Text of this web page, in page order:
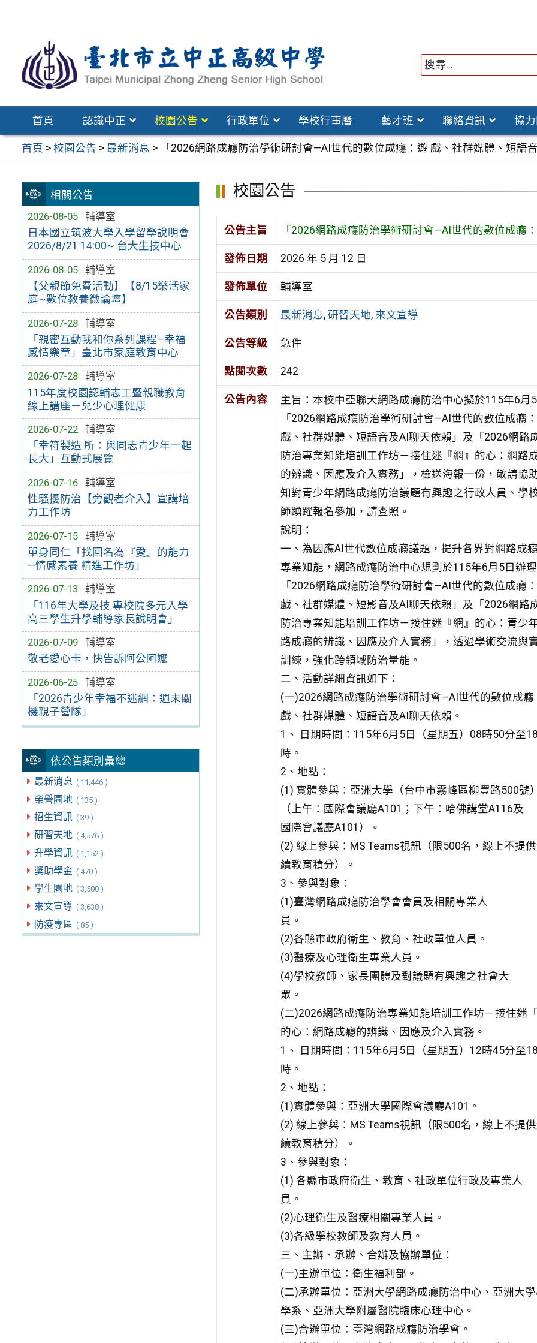
區
首頁 認識中正 校園公告 行政單位 學校行事曆 藝才班 聯絡資訊 協
首頁 >校園公告 > 最新消息 > 「2026網路成癮防治學術研討會—AI世代的數位成癮：遊 戲、社群媒體、短語
相關公告
2026-08-05
輔導室
日本國立筑波大學入學留學說明會
2026/8/21 14:00~ 台大生技中心
2026-08-05
輔導室
【父親節免費活動】【8/15樂活家
庭~數位教養微論壇】
2026-07-28
輔導室
「親密互動我和你系列課程–幸福
感情樂章」臺北市家庭教育中心
2026-07-28
輔導室
115年度校園認輔志工暨親職教育
線上講座－兒少心理健康
2026-07-22
輔導室
「幸符製造 所：與同志青少年一起
長大」互動式展覽
2026-07-16
輔導室
性騷擾防治【旁觀者介入】宣講培
力工作坊
2026-07-15
輔導室
單身同仁「找回名為『愛』的能力
—情感素養 精進工作坊」
2026-07-13
輔導室
「116年大學及技 專校院多元入學
高三學生升學輔導家長說明會」
2026-07-09
輔導室
敬老愛心卡，快告訴阿公阿嬤
2026-06-25
輔導室
「2026青少年幸福不迷網：週末關
機親子營隊」
依公告類別彙總
最新消息 ( 11,446 )
榮譽園地 ( 135 )
招生資訊 ( 39 )
研習天地 ( 4,576 )
升學資訊 ( 1,152 )
獎助學金 ( 470 )
學生園地 ( 3,500 )
來文宣導 ( 3,638 )
防疫專區 ( 85 )
校園公告
公告主旨 「2026網路成癮防治學術研討會—AI世代的數位成癮
發佈日期 2026 年 5 月 12 日
發佈單位 輔導室
公告類別 最新消息, 研習天地, 來文宣導
公告等級 急件
點閱次數 242
公告內容
主旨：本校中亞聯大網路成癮防治中心擬於115年6月
「2026網路成癮防治學術研討會—AI世代的數位成癮
戲、社群媒體、短語音及AI聊天依賴」及「2026網路
防治專業知能培訓工作坊－接住迷『網』的心：網路
的辨識、因應及介入實務」，檢送海報一份，敬請協
知對青少年網路成癮防治議題有興趣之行政人員、學
師踴躍報名參加，請查照。
說明：
一、為因應AI世代數位成癮議題，提升各界對網路成
專業知能，網路成癮防治中心規劃於115年6月5日辦理
「2026網路成癮防治學術研討會—AI世代的數位成癮
戲、社群媒體、短影音及AI聊天依賴」及「2026網路
防治專業知能培訓工作坊－接住迷『網』的心：青少
路成癮的辨識、因應及介入實務」，透過學術交流與
訓練，強化跨領域防治量能。
二、活動詳細資訊如下：
(一)2026網路成癮防治學術研討會—AI世代的數位成癮
戲、社群媒體、短語音及AI聊天依賴。
1、 日期時間：115年6月5日（星期五）08時50分至18
時。
2、地點：
(1) 實體參與：亞洲大學（台中市霧峰區柳豐路500號）
（上午：國際會議廳A101；下午：哈佛講堂A116及
國際會議廳A101）。
(2) 線上參與：MS Teams視訊（限500名，線上不提
續教育積分）。
3、參與對象：
(1)臺灣網路成癮防治學會會員及相關專業人
員。
(2)各縣市政府衛生、教育、社政單位人員。
(3)醫療及心理衛生專業人員。
(4)學校教師、家長團體及對議題有興趣之社會大
眾。
(二)2026網路成癮防治專業知能培訓工作坊－接住迷「
的心：網路成癮的辨識、因應及介入實務。
1、 日期時間：115年6月5日（星期五）12時45分至18
時。
2、地點：
(1)實體參與：亞洲大學國際會議廳A101。
(2) 線上參與：MS Teams視訊（限500名，線上不提
續教育積分）。
3、參與對象：
(1) 各縣市政府衛生、教育、社政單位行政及專業人
員。
(2)心理衛生及醫療相關專業人員。
(3)各級學校教師及教育人員。
三、主辦、承辦、合辦及協辦單位：
(一)主辦單位：衛生福利部。
(二)承辦單位：亞洲大學網路成癮防治中心、亞洲大
學系、亞洲大學附屬醫院臨床心理中心。
(三)合辦單位：臺灣網路成癮防治學會。